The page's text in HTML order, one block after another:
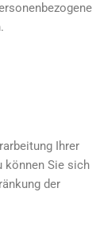
Ihrer
können Sie sich
der